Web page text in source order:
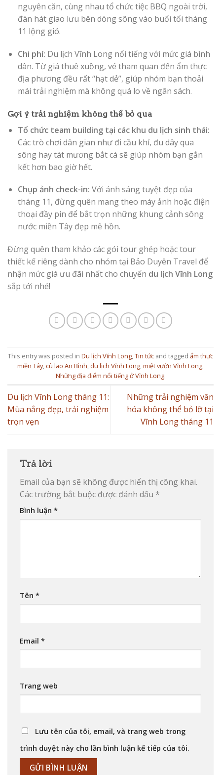
nguyên căn, cùng nhau tổ chức tiệc BBQ ngoài trời,
đàn hát giao lưu bên dòng sông vào buổi tối tháng
11 lộng gió.
Chi phí: Du lịch Vĩnh Long nổi tiếng với mức giá bình
dân. Từ giá thuê xuồng, vé tham quan đến ẩm thực
địa phương đều rất “hạt dẻ”, giúp nhóm bạn thoải
mái trải nghiệm mà không quá lo về ngân sách.
Gợi ý trải nghiệm không thể bỏ qua
Tổ chức team building tại các khu du lịch sinh thái:
Các trò chơi dân gian như đi cầu khỉ, đu dây qua
sông hay tát mương bắt cá sẽ giúp nhóm bạn gắn
kết hơn bao giờ hết.
Chụp ảnh check-in: Với ánh sáng tuyệt đẹp của
tháng 11, đừng quên mang theo máy ảnh hoặc điện
thoại đầy pin để bắt trọn những khung cảnh sông
nước miền Tây đẹp mê hồn.
Đừng quên tham khảo các gói tour ghép hoặc tour
thiết kế riêng dành cho nhóm tại Bảo Duyên Travel để
nhận mức giá ưu đãi nhất cho chuyến du lịch Vĩnh Long
sắp tới nhé!
This entry was posted in Du lịch Vĩnh Long Tin tức and tagged ẩm thực
miền Tây, cù lao An Bình du lịch Vĩnh Long miệt vườn Vĩnh Long
Những địa điểm nổi tiếng ở Vĩnh Long.
Du lịch Vĩnh Long tháng 11:
Mùa nắng đẹp, trải nghiệm
trọn vẹn
Những trải nghiệm văn
hóa không thể bỏ lỡ tại
Vĩnh Long tháng 11
Trả lời
Email của bạn sẽ không được hiển thị công khai.
Các trường bắt buộc được đánh dấu *
Bình luận *
Tên *
Email *
Trang web
Lưu tên của tôi, email, và trang web trong
trình duyệt này cho lần bình luận kế tiếp của tôi.